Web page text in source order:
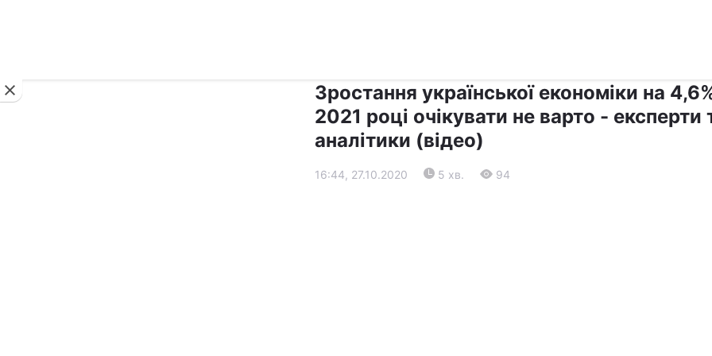
Зростання української економіки на
2021 році очікувати не варто - експерти
аналітики (відео)
16:44, 27.10.2020 5 хв. 94